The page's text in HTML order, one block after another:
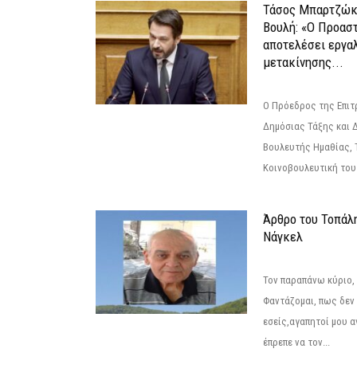
Τάσος
Βουλή: «Ο
αποτελέσει
μετακίνησης...
Ο Πρόεδρος της
Δημόσιας Τάξης και
Βουλευτής
Κοινοβουλευτική
Άρθρο του
Νάγκελ
Τον παραπάνω
Φαντάζομαι, πως δεν
εσείς,αγαπητοί μου
έπρεπε να τον...